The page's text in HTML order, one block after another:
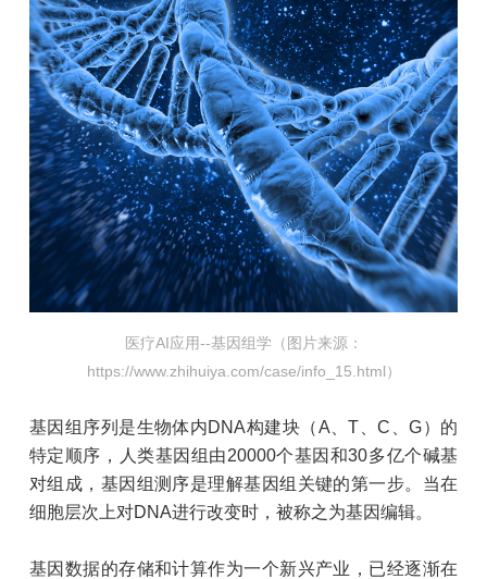
医疗AI应用--基因组学（图片来源：
https://www.zhihuiya.com/case/info_15.html）
基因组序列是生物体内DNA构建块（A、T、C、G）的
特定顺序，人类基因组由20000个基因和30多亿个碱基
对组成，基因组测序是理解基因组关键的第一步。当在
细胞层次上对DNA进行改变时，被称之为基因编辑。
基因数据的存储和计算作为一个新兴产业，已经逐渐在